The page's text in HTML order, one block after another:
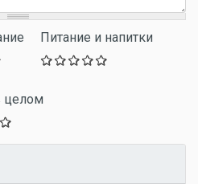
Питание и напитки
целом